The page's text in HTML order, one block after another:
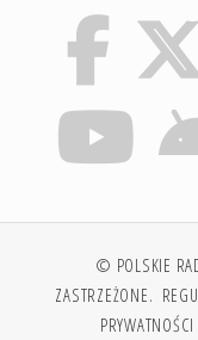
© POLSKIE
ZASTRZEŻONE.
PRYWATNOŚCI